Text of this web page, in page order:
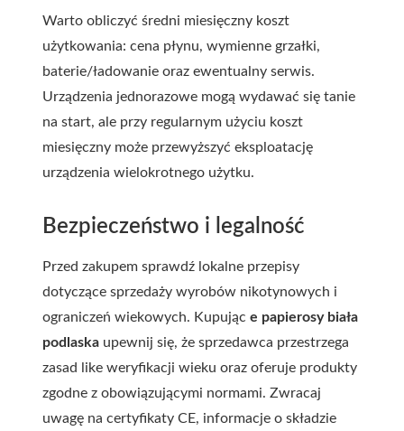
Warto obliczyć średni miesięczny koszt
użytkowania: cena płynu, wymienne grzałki,
baterie/ładowanie oraz ewentualny serwis.
Urządzenia jednorazowe mogą wydawać się tanie
na start, ale przy regularnym użyciu koszt
miesięczny może przewyższyć eksploatację
urządzenia wielokrotnego użytku.
Bezpieczeństwo i legalność
Przed zakupem sprawdź lokalne przepisy
dotyczące sprzedaży wyrobów nikotynowych i
ograniczeń wiekowych. Kupując e papierosy biała
podlaska upewnij się, że sprzedawca przestrzega
zasad like weryfikacji wieku oraz oferuje produkty
zgodne z obowiązującymi normami. Zwracaj
uwagę na certyfikaty CE, informacje o składzie